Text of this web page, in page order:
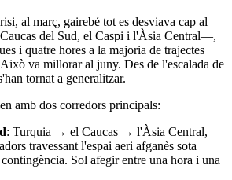
al març, gairebé tot es desviava cap al
del Sud, el Caspi i l'Àsia Central—,
i quatre hores a la majoria de trajectes
va millorar al juny. Des de l'escalada de
tornat a generalitzar.
amb dos corredors principals:
: Turquia → el Caucas → l'Àsia Central,
travessant l'espai aeri afganès sota
Sol afegir entre una hora i una